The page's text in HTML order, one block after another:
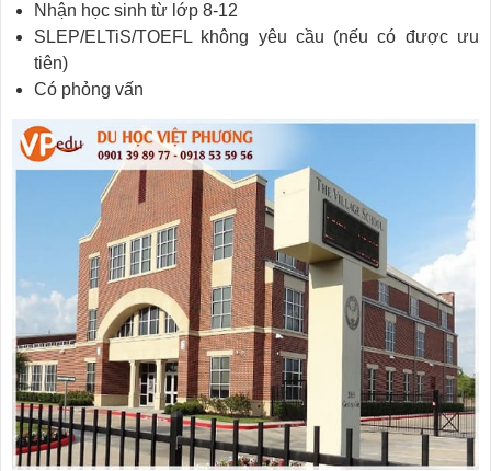
Nhận học sinh từ lớp 8-12
SLEP/ELTiS/TOEFL không yêu cầu (nếu có được ưu
tiên)
Có phỏng vấn